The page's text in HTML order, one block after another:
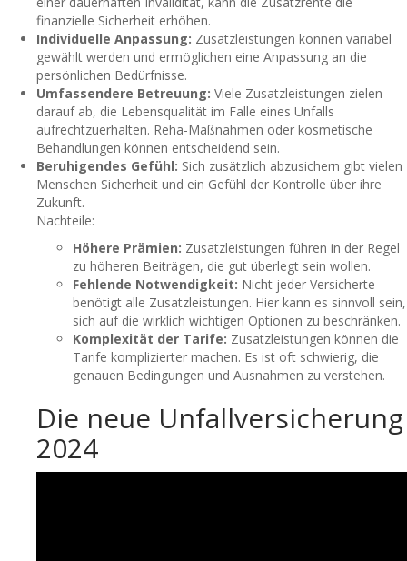
finanzielle Sicherheit erhöhen.
Individuelle Anpassung: Zusatzleistungen können variabel
gewählt werden und ermöglichen eine Anpassung an die
persönlichen Bedürfnisse.
Umfassendere Betreuung: Viele Zusatzleistungen zielen
darauf ab, die Lebensqualität im Falle eines Unfalls
aufrechtzuerhalten. Reha-Maßnahmen oder kosmetische
Behandlungen können entscheidend sein.
Beruhigendes Gefühl: Sich zusätzlich abzusichern gibt vielen
Menschen Sicherheit und ein Gefühl der Kontrolle über ihre
Zukunft.
Nachteile:
Höhere Prämien: Zusatzleistungen führen in der Regel
zu höheren Beiträgen, die gut überlegt sein wollen.
Fehlende Notwendigkeit: Nicht jeder Versicherte
benötigt alle Zusatzleistungen. Hier kann es sinnvoll sein,
sich auf die wirklich wichtigen Optionen zu beschränken.
Komplexität der Tarife: Zusatzleistungen können die
Tarife komplizierter machen. Es ist oft schwierig, die
genauen Bedingungen und Ausnahmen zu verstehen.
Die neue Unfallversicherung
2024